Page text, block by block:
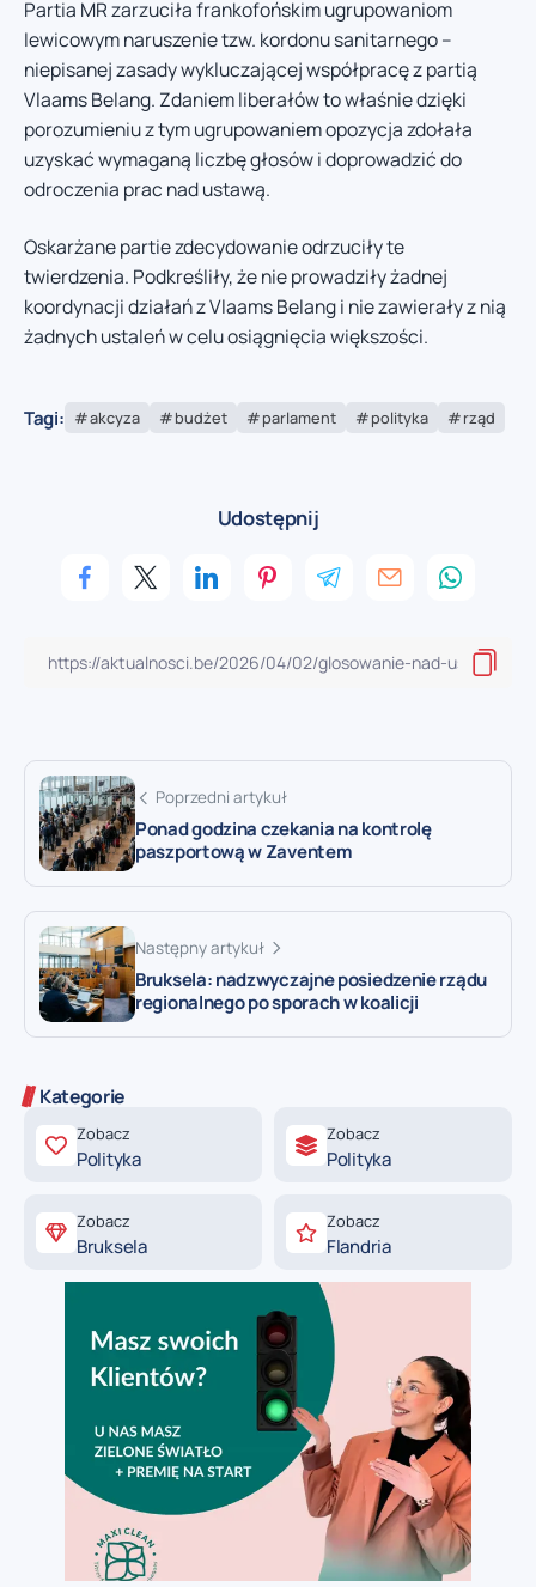
Partia MR zarzuciła frankofońskim ugrupowaniom
lewicowym naruszenie tzw. kordonu sanitarnego –
niepisanej zasady wykluczającej współpracę z partią
Vlaams Belang. Zdaniem liberałów to właśnie dzięki
porozumieniu z tym ugrupowaniem opozycja zdołała
uzyskać wymaganą liczbę głosów i doprowadzić do
odroczenia prac nad ustawą.
Oskarżane partie zdecydowanie odrzuciły te
twierdzenia. Podkreśliły, że nie prowadziły żadnej
koordynacji działań z Vlaams Belang i nie zawierały z nią
żadnych ustaleń w celu osiągnięcia większości.
Tagi: akcyza budżet parlament polityka rząd
Udostępnij
Poprzedni artykuł
Ponad godzina czekania na kontrolę
paszportową w Zaventem
Następny artykuł
Bruksela: nadzwyczajne posiedzenie rządu
regionalnego po sporach w koalicji
Kategorie
Zobacz
Polityka
Zobacz
Polityka
Zobacz
Bruksela
Zobacz
Flandria